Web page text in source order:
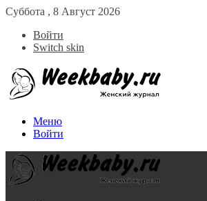
Суббота , 8 Август 2026
Войти
Switch skin
Меню
Войти